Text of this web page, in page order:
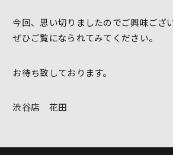
今回、思い切りましたのでご興味ござ
ぜひご覧になられてみてください。
お待ち致しております。
渋谷店 花田